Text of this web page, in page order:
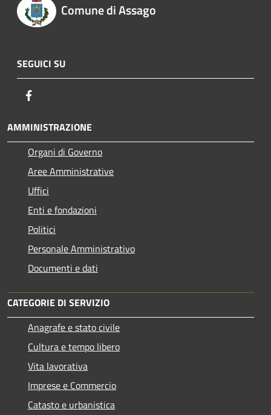
Comune di Assago
SEGUICI SU
AMMINISTRAZIONE
Organi di Governo
Aree Amministrative
Uffici
Enti e fondazioni
Politici
Personale Amministrativo
Documenti e dati
CATEGORIE DI SERVIZIO
Anagrafe e stato civile
Cultura e tempo libero
Vita lavorativa
Imprese e Commercio
Catasto e urbanistica